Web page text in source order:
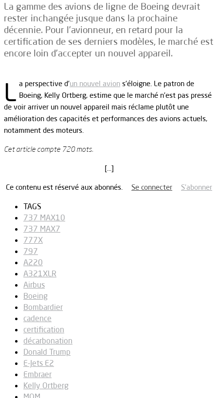
La gamme des avions de ligne de Boeing devrait
rester inchangée jusque dans la prochaine
décennie. Pour l’avionneur, en retard pour la
certification de ses derniers modèles, le marché est
encore loin d’accepter un nouvel appareil.
L a perspective d’un nouvel avions’éloigne. Le patron de
Boeing, Kelly Ortberg, estime que le marché n’est pas pressé
de voir arriver un nouvel appareil mais réclame plutôt une
amélioration des capacités et performances des avions actuels,
notamment des moteurs.
Cet article compte 720 mots.
[…]
Ce contenu est réservé aux abonnés. Se connecter S’abonner
TAGS
737 MAX10
737 MAX7
777X
797
A220
A321XLR
Airbus
Boeing
Bombardier
cadence
certification
décarbonation
Donald Trump
E-Jets E2
Embraer
Kelly Ortberg